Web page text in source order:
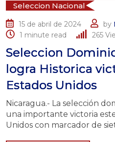
Seleccion Nacional
15 de abril de 2024 by
1 minute read
265
Seleccion
logra Historica
Estados Unidos
Nicaragua.- La selección
una importante victoria
Unidos con marcador de